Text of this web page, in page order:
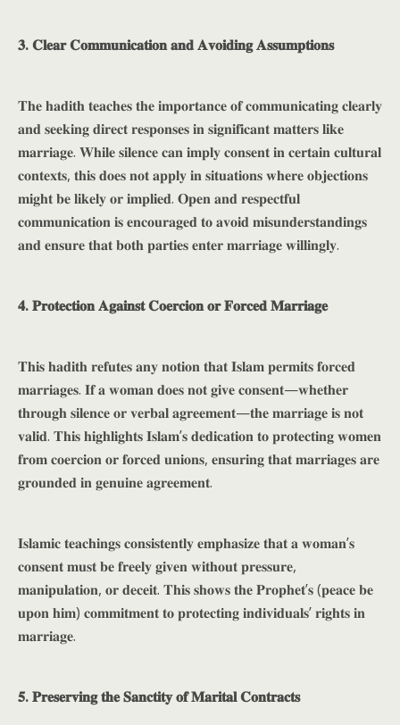
𝟑. 𝐂𝐥𝐞𝐚𝐫 𝐂𝐨𝐦𝐦𝐮𝐧𝐢𝐜𝐚𝐭𝐢𝐨𝐧 𝐚𝐧𝐝 𝐀𝐯𝐨𝐢𝐝𝐢𝐧𝐠 𝐀𝐬𝐬𝐮𝐦𝐩𝐭𝐢𝐨𝐧𝐬
𝐓𝐡𝐞 𝐡𝐚𝐝𝐢𝐭𝐡 𝐭𝐞𝐚𝐜𝐡𝐞𝐬 𝐭𝐡𝐞 𝐢𝐦𝐩𝐨𝐫𝐭𝐚𝐧𝐜𝐞 𝐨𝐟 𝐜𝐨𝐦𝐦𝐮𝐧𝐢𝐜𝐚𝐭𝐢𝐧𝐠 𝐜𝐥𝐞𝐚𝐫𝐥𝐲
𝐚𝐧𝐝 𝐬𝐞𝐞𝐤𝐢𝐧𝐠 𝐝𝐢𝐫𝐞𝐜𝐭 𝐫𝐞𝐬𝐩𝐨𝐧𝐬𝐞𝐬 𝐢𝐧 𝐬𝐢𝐠𝐧𝐢𝐟𝐢𝐜𝐚𝐧𝐭 𝐦𝐚𝐭𝐭𝐞𝐫𝐬 𝐥𝐢𝐤𝐞
𝐦𝐚𝐫𝐫𝐢𝐚𝐠𝐞. 𝐖𝐡𝐢𝐥𝐞 𝐬𝐢𝐥𝐞𝐧𝐜𝐞 𝐜𝐚𝐧 𝐢𝐦𝐩𝐥𝐲 𝐜𝐨𝐧𝐬𝐞𝐧𝐭 𝐢𝐧 𝐜𝐞𝐫𝐭𝐚𝐢𝐧 𝐜𝐮𝐥𝐭𝐮𝐫𝐚𝐥
𝐜𝐨𝐧𝐭𝐞𝐱𝐭𝐬, 𝐭𝐡𝐢𝐬 𝐝𝐨𝐞𝐬 𝐧𝐨𝐭 𝐚𝐩𝐩𝐥𝐲 𝐢𝐧 𝐬𝐢𝐭𝐮𝐚𝐭𝐢𝐨𝐧𝐬 𝐰𝐡𝐞𝐫𝐞 𝐨𝐛𝐣𝐞𝐜𝐭𝐢𝐨𝐧𝐬
𝐦𝐢𝐠𝐡𝐭 𝐛𝐞 𝐥𝐢𝐤𝐞𝐥𝐲 𝐨𝐫 𝐢𝐦𝐩𝐥𝐢𝐞𝐝. 𝐎𝐩𝐞𝐧 𝐚𝐧𝐝 𝐫𝐞𝐬𝐩𝐞𝐜𝐭𝐟𝐮𝐥
𝐜𝐨𝐦𝐦𝐮𝐧𝐢𝐜𝐚𝐭𝐢𝐨𝐧 𝐢𝐬 𝐞𝐧𝐜𝐨𝐮𝐫𝐚𝐠𝐞𝐝 𝐭𝐨 𝐚𝐯𝐨𝐢𝐝 𝐦𝐢𝐬𝐮𝐧𝐝𝐞𝐫𝐬𝐭𝐚𝐧𝐝𝐢𝐧𝐠𝐬
𝐚𝐧𝐝 𝐞𝐧𝐬𝐮𝐫𝐞 𝐭𝐡𝐚𝐭 𝐛𝐨𝐭𝐡 𝐩𝐚𝐫𝐭𝐢𝐞𝐬 𝐞𝐧𝐭𝐞𝐫 𝐦𝐚𝐫𝐫𝐢𝐚𝐠𝐞 𝐰𝐢𝐥𝐥𝐢𝐧𝐠𝐥𝐲.
𝟒. 𝐏𝐫𝐨𝐭𝐞𝐜𝐭𝐢𝐨𝐧 𝐀𝐠𝐚𝐢𝐧𝐬𝐭 𝐂𝐨𝐞𝐫𝐜𝐢𝐨𝐧 𝐨𝐫 𝐅𝐨𝐫𝐜𝐞𝐝 𝐌𝐚𝐫𝐫𝐢𝐚𝐠𝐞
𝐓𝐡𝐢𝐬 𝐡𝐚𝐝𝐢𝐭𝐡 𝐫𝐞𝐟𝐮𝐭𝐞𝐬 𝐚𝐧𝐲 𝐧𝐨𝐭𝐢𝐨𝐧 𝐭𝐡𝐚𝐭 𝐈𝐬𝐥𝐚𝐦 𝐩𝐞𝐫𝐦𝐢𝐭𝐬 𝐟𝐨𝐫𝐜𝐞𝐝
𝐦𝐚𝐫𝐫𝐢𝐚𝐠𝐞𝐬. 𝐈𝐟 𝐚 𝐰𝐨𝐦𝐚𝐧 𝐝𝐨𝐞𝐬 𝐧𝐨𝐭 𝐠𝐢𝐯𝐞 𝐜𝐨𝐧𝐬𝐞𝐧𝐭—𝐰𝐡𝐞𝐭𝐡𝐞𝐫
𝐭𝐡𝐫𝐨𝐮𝐠𝐡 𝐬𝐢𝐥𝐞𝐧𝐜𝐞 𝐨𝐫 𝐯𝐞𝐫𝐛𝐚𝐥 𝐚𝐠𝐫𝐞𝐞𝐦𝐞𝐧𝐭—𝐭𝐡𝐞 𝐦𝐚𝐫𝐫𝐢𝐚𝐠𝐞 𝐢𝐬 𝐧𝐨𝐭
𝐯𝐚𝐥𝐢𝐝. 𝐓𝐡𝐢𝐬 𝐡𝐢𝐠𝐡𝐥𝐢𝐠𝐡𝐭𝐬 𝐈𝐬𝐥𝐚𝐦’𝐬 𝐝𝐞𝐝𝐢𝐜𝐚𝐭𝐢𝐨𝐧 𝐭𝐨 𝐩𝐫𝐨𝐭𝐞𝐜𝐭𝐢𝐧𝐠 𝐰𝐨𝐦𝐞𝐧
𝐟𝐫𝐨𝐦 𝐜𝐨𝐞𝐫𝐜𝐢𝐨𝐧 𝐨𝐫 𝐟𝐨𝐫𝐜𝐞𝐝 𝐮𝐧𝐢𝐨𝐧𝐬, 𝐞𝐧𝐬𝐮𝐫𝐢𝐧𝐠 𝐭𝐡𝐚𝐭 𝐦𝐚𝐫𝐫𝐢𝐚𝐠𝐞𝐬 𝐚𝐫𝐞
𝐠𝐫𝐨𝐮𝐧𝐝𝐞𝐝 𝐢𝐧 𝐠𝐞𝐧𝐮𝐢𝐧𝐞 𝐚𝐠𝐫𝐞𝐞𝐦𝐞𝐧𝐭.
𝐈𝐬𝐥𝐚𝐦𝐢𝐜 𝐭𝐞𝐚𝐜𝐡𝐢𝐧𝐠𝐬 𝐜𝐨𝐧𝐬𝐢𝐬𝐭𝐞𝐧𝐭𝐥𝐲 𝐞𝐦𝐩𝐡𝐚𝐬𝐢𝐳𝐞 𝐭𝐡𝐚𝐭 𝐚 𝐰𝐨𝐦𝐚𝐧’𝐬
𝐜𝐨𝐧𝐬𝐞𝐧𝐭 𝐦𝐮𝐬𝐭 𝐛𝐞 𝐟𝐫𝐞𝐞𝐥𝐲 𝐠𝐢𝐯𝐞𝐧 𝐰𝐢𝐭𝐡𝐨𝐮𝐭 𝐩𝐫𝐞𝐬𝐬𝐮𝐫𝐞,
𝐦𝐚𝐧𝐢𝐩𝐮𝐥𝐚𝐭𝐢𝐨𝐧, 𝐨𝐫 𝐝𝐞𝐜𝐞𝐢𝐭. 𝐓𝐡𝐢𝐬 𝐬𝐡𝐨𝐰𝐬 𝐭𝐡𝐞 𝐏𝐫𝐨𝐩𝐡𝐞𝐭’𝐬 (𝐩𝐞𝐚𝐜𝐞 𝐛𝐞
𝐮𝐩𝐨𝐧 𝐡𝐢𝐦) 𝐜𝐨𝐦𝐦𝐢𝐭𝐦𝐞𝐧𝐭 𝐭𝐨 𝐩𝐫𝐨𝐭𝐞𝐜𝐭𝐢𝐧𝐠 𝐢𝐧𝐝𝐢𝐯𝐢𝐝𝐮𝐚𝐥𝐬’ 𝐫𝐢𝐠𝐡𝐭𝐬 𝐢𝐧
𝐦𝐚𝐫𝐫𝐢𝐚𝐠𝐞.
𝟓. 𝐏𝐫𝐞𝐬𝐞𝐫𝐯𝐢𝐧𝐠 𝐭𝐡𝐞 𝐒𝐚𝐧𝐜𝐭𝐢𝐭𝐲 𝐨𝐟 𝐌𝐚𝐫𝐢𝐭𝐚𝐥 𝐂𝐨𝐧𝐭𝐫𝐚𝐜𝐭𝐬